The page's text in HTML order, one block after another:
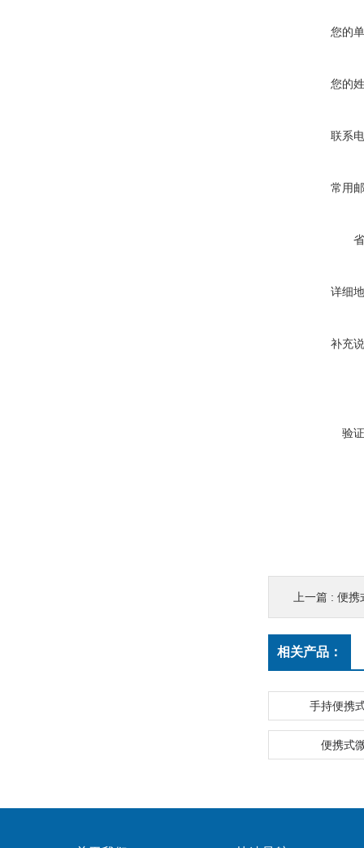
您的
您的
联系
常用
详细
补充
验
上一篇 : 便携
相关产品：
手持便携
便携式